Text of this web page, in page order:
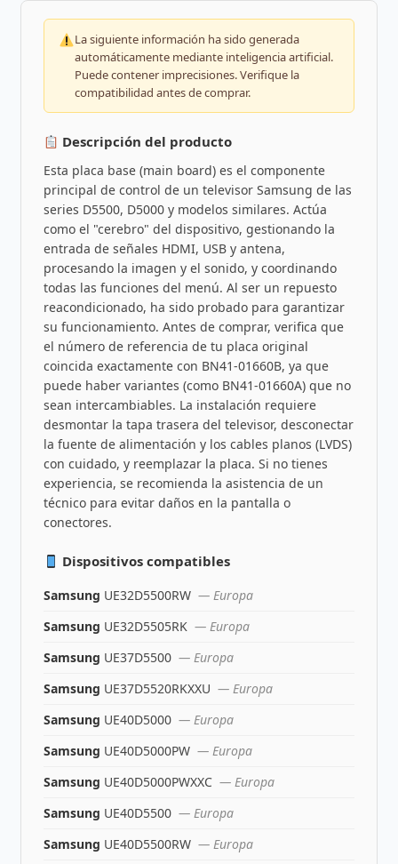
La siguiente información ha sido generada
automáticamente mediante inteligencia artificial.
Puede contener imprecisiones. Verifique la
compatibilidad antes de comprar.
Descripción del producto
Esta placa base (main board) es el componente
principal de control de un televisor Samsung de las
series D5500, D5000 y modelos similares. Actúa
como el "cerebro" del dispositivo, gestionando la
entrada de señales HDMI, USB y antena,
procesando la imagen y el sonido, y coordinando
todas las funciones del menú. Al ser un repuesto
reacondicionado, ha sido probado para garantizar
su funcionamiento. Antes de comprar, verifica que
el número de referencia de tu placa original
coincida exactamente con BN41-01660B, ya que
puede haber variantes (como BN41-01660A) que no
sean intercambiables. La instalación requiere
desmontar la tapa trasera del televisor, desconectar
la fuente de alimentación y los cables planos (LVDS)
con cuidado, y reemplazar la placa. Si no tienes
experiencia, se recomienda la asistencia de un
técnico para evitar daños en la pantalla o
conectores.
Dispositivos compatibles
Samsung UE32D5500RW — Europa
Samsung UE32D5505RK — Europa
Samsung UE37D5500 — Europa
Samsung UE37D5520RKXXU — Europa
Samsung UE40D5000 — Europa
Samsung UE40D5000PW — Europa
Samsung UE40D5000PWXXC — Europa
Samsung UE40D5500 — Europa
Samsung UE40D5500RW — Europa